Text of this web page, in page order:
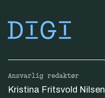
Ansvarlig redaktør
Kristina Fritsvold Nilsen